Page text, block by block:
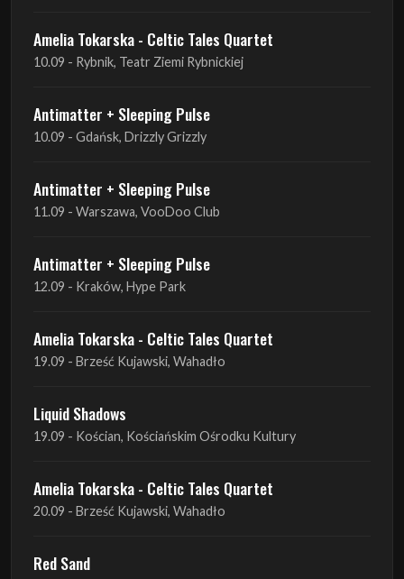
Antimatter + Sleeping Pulse
Antimatter + Sleeping Pulse
11.09 - Warszawa, VooDoo Club
Antimatter + Sleeping Pulse
12.09 - Kraków, Hype Park
Amelia Tokarska - Celtic Tales Quartet
19.09 - Brześć Kujawski, Wahadło
Liquid Shadows
19.09 - Kościan, Kościańskim Ośrodku Kultury
Amelia Tokarska - Celtic Tales Quartet
20.09 - Brześć Kujawski, Wahadło
Red Sand
Haken